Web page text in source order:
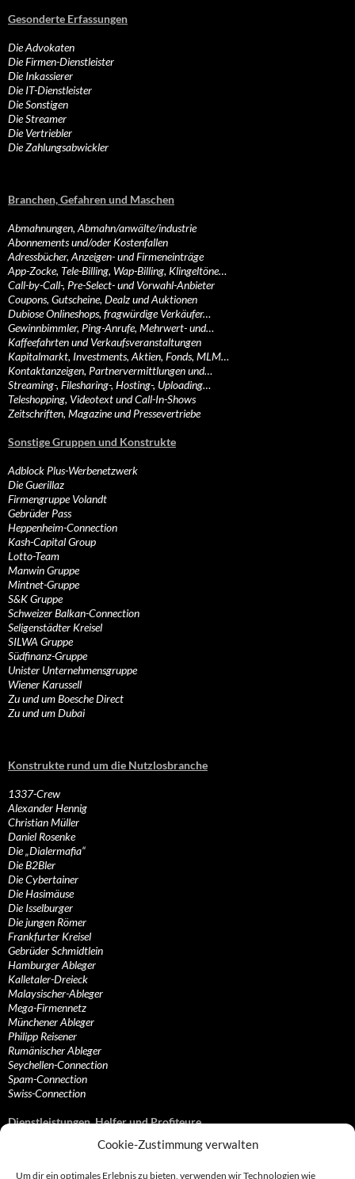
Cookie-Zustimmung verwalten
Um dir ein optimales Erlebnis zu bieten, verwenden wir Technologien wie
Gesonderte Erfassungen
Die Advokaten
Die Firmen-Dienstleister
Die Inkassierer
Die IT-Dienstleister
Die Sonstigen
Die Streamer
Die Vertriebler
Die Zahlungsabwickler
Branchen, Gefahren und Maschen
Abmahnungen, Abmahn/anwälte/industrie
Abonnements und/oder Kostenfallen
Adressbücher, Anzeigen- und Firmeneinträge
App-Zocke, Tele-Billing, Wap-Billing, Klingeltöne…
Call-by-Call-, Pre-Select- und Vorwahl-Anbieter
Coupons, Gutscheine, Dealz und Auktionen
Dubiose Onlineshops, fragwürdige Verkäufer…
Gewinnbimmler, Ping-Anrufe, Mehrwert- und…
Kaffeefahrten und Verkaufsveranstaltungen
Kapitalmarkt, Investments, Aktien, Fonds, MLM…
Kontaktanzeigen, Partnervermittlungen und…
Streaming-, Filesharing-, Hosting-, Uploading…
Teleshopping, Videotext und Call-In-Shows
Zeitschriften, Magazine und Pressevertriebe
Sonstige Gruppen und Konstrukte
Adblock Plus-Werbenetzwerk
Die Guerillaz
Firmengruppe Volandt
Gebrüder Pass
Heppenheim-Connection
Kash-Capital Group
Lotto-Team
Manwin Gruppe
Mintnet-Gruppe
S&K Gruppe
Schweizer Balkan-Connection
Seligenstädter Kreisel
SILWA Gruppe
Südfinanz-Gruppe
Unister Unternehmensgruppe
Wiener Karussell
Zu und um Boesche Direct
Zu und um Dubai
Konstrukte rund um die Nutzlosbranche
1337-Crew
Alexander Hennig
Christian Müller
Daniel Rosenke
Die „Dialermafia“
Die B2Bler
Die Cybertainer
Die Hasimäuse
Die Isselburger
Die jungen Römer
Frankfurter Kreisel
Gebrüder Schmidtlein
Hamburger Ableger
Kalletaler-Dreieck
Malaysischer-Ableger
Mega-Firmennetz
Münchener Ableger
Philipp Reisener
Rumänischer Ableger
Seychellen-Connection
Spam-Connection
Swiss-Connection
Dienstleistungen, Helfer und Profiteure
Anonymisierungsdienste, VPN- und Web-Proxy…